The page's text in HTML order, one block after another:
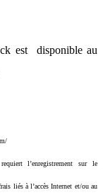
est disponible au
l’enregistrement sur le
liés à l’accès Internet et/ou au